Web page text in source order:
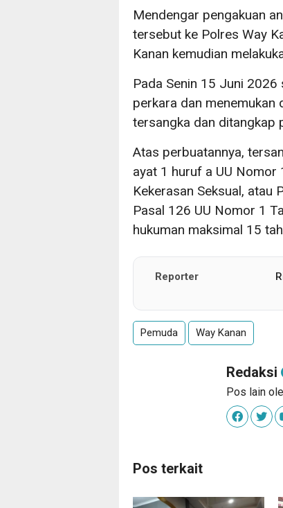
Mendengar pengakuan
tersebut ke Polres Way
Kanan kemudian
Pada Senin 15 Juni
perkara dan menemukan
tersangka dan ditangkap
Atas perbuatannya,
ayat 1 huruf a UU Nomor
Kekerasan Seksual,
Pasal 126 UU Nomor 1
hukuman maksimal 15
Reporter
Pemuda Way Kanan
Redaksi
Pos lain
Pos terkait